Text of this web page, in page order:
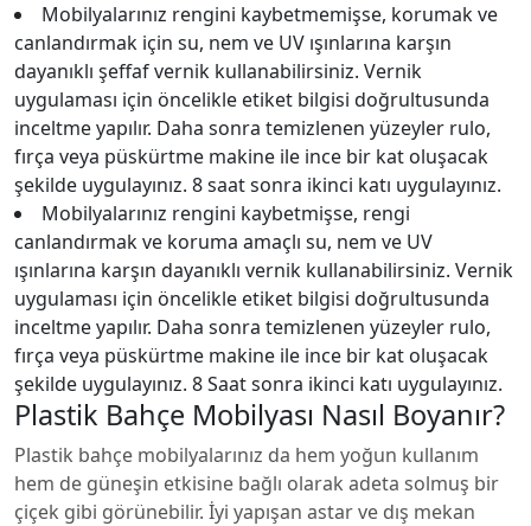
Mobilyalarınız rengini kaybetmemişse, korumak ve
canlandırmak için su, nem ve UV ışınlarına karşın
dayanıklı şeffaf vernik kullanabilirsiniz. Vernik
uygulaması için öncelikle etiket bilgisi doğrultusunda
inceltme yapılır. Daha sonra temizlenen yüzeyler rulo,
fırça veya püskürtme makine ile ince bir kat oluşacak
şekilde uygulayınız. 8 saat sonra ikinci katı uygulayınız.
Mobilyalarınız rengini kaybetmişse, rengi
canlandırmak ve koruma amaçlı su, nem ve UV
ışınlarına karşın dayanıklı vernik kullanabilirsiniz. Vernik
uygulaması için öncelikle etiket bilgisi doğrultusunda
inceltme yapılır. Daha sonra temizlenen yüzeyler rulo,
fırça veya püskürtme makine ile ince bir kat oluşacak
şekilde uygulayınız. 8 Saat sonra ikinci katı uygulayınız.
Plastik Bahçe Mobilyası Nasıl Boyanır?
Plastik bahçe mobilyalarınız da hem yoğun kullanım
hem de güneşin etkisine bağlı olarak adeta solmuş bir
çiçek gibi görünebilir. İyi yapışan astar ve dış mekan